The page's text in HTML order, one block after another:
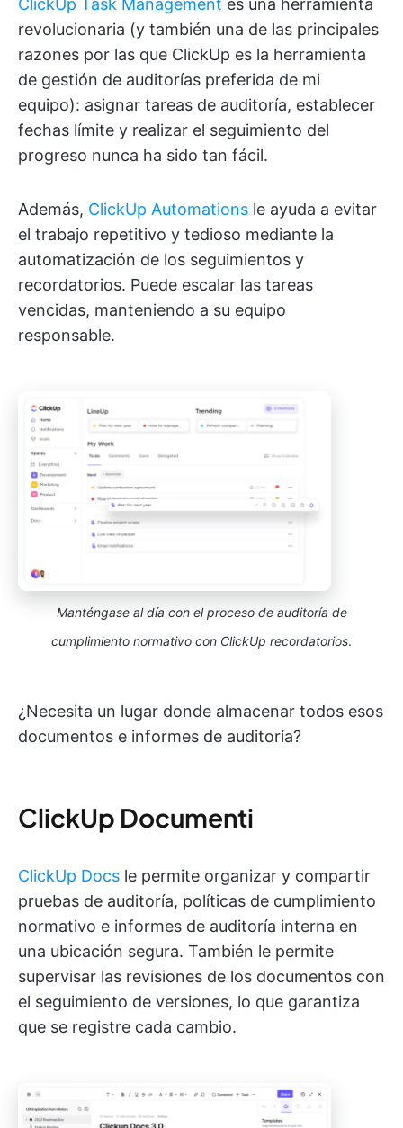
ClickUp Task Management es una herramienta
revolucionaria (y también una de las principales
razones por las que ClickUp es la herramienta
de gestión de auditorías preferida de mi
equipo): asignar tareas de auditoría, establecer
fechas límite y realizar el seguimiento del
progreso nunca ha sido tan fácil.
Además, ClickUp Automations le ayuda a evitar
el trabajo repetitivo y tedioso mediante la
automatización de los seguimientos y
recordatorios. Puede escalar las tareas
vencidas, manteniendo a su equipo
responsable.
Manténgase al día con el proceso de auditoría de
cumplimiento normativo con ClickUp recordatorios.
¿Necesita un lugar donde almacenar todos esos
documentos e informes de auditoría?
ClickUp Documenti
ClickUp Docs le permite organizar y compartir
pruebas de auditoría, políticas de cumplimiento
normativo e informes de auditoría interna en
una ubicación segura. También le permite
supervisar las revisiones de los documentos con
el seguimiento de versiones, lo que garantiza
que se registre cada cambio.